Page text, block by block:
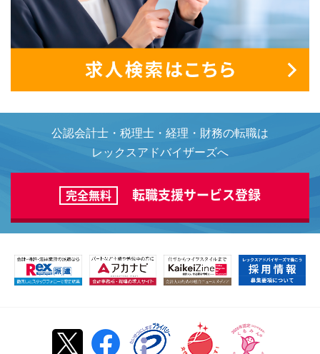
公認会計士・税理士・経理・財務の転職は
レックスアドバイザーズへ
完全無料 転職支援サービス登録